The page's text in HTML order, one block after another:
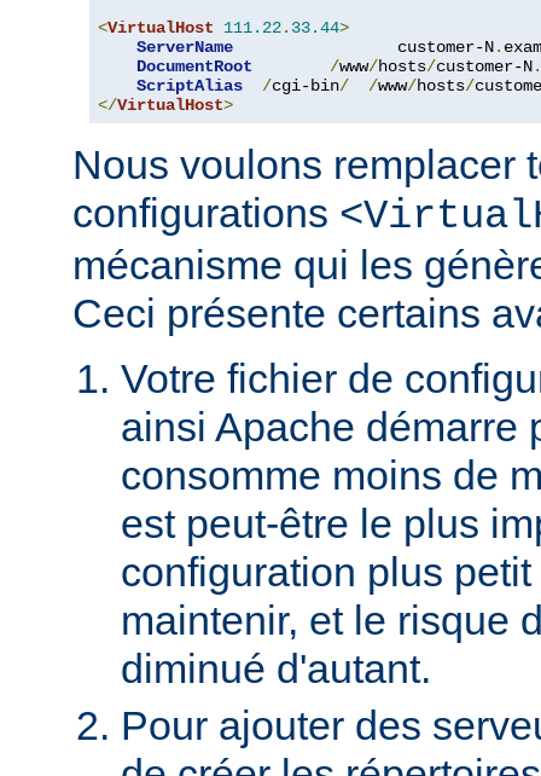
<VirtualHost 111.22. 33.44>
ServerName
                 customer-N
.
DocumentRoot
/www/hosts/customer-N.
ScriptAlias
/cgi-bin/ /www/hosts/
</VirtualHost>
Nous voulons remplacer
configurations
mécanisme qui les
Ceci présente certains
Votre fichier de
ainsi Apache démarre
consomme moins de
est peut-être le plus
configuration plus
maintenir, et le risque
diminué d'autant.
Pour ajouter des